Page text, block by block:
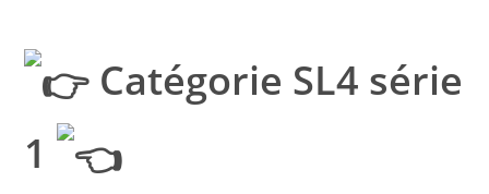
Catégorie SL4 série
1